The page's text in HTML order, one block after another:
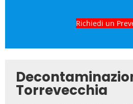
Richiedi un
Torrevecchia